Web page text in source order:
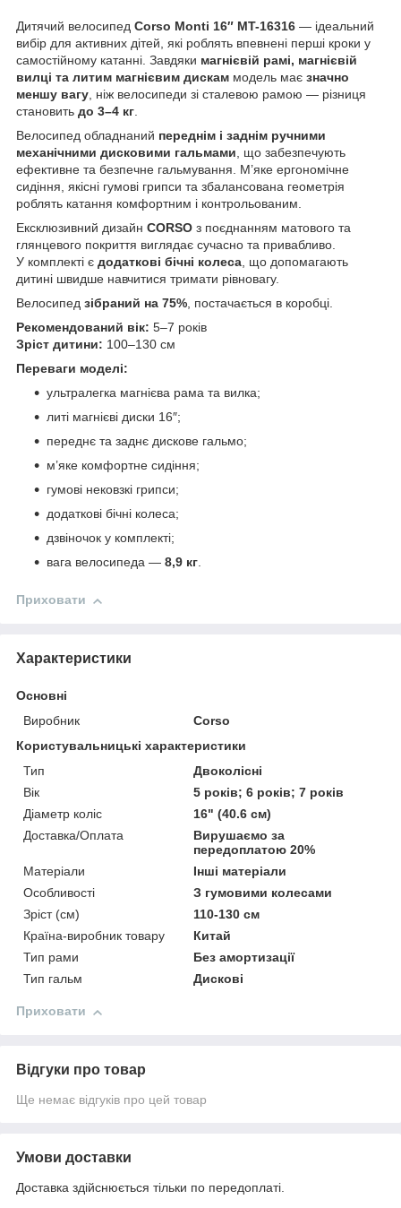
Дитячий велосипед Corso Monti 16″ MT-16316 — ідеальний
вибір для активних дітей, які роблять впевнені перші кроки у
самостійному катанні. Завдяки магнієвій рамі, магнієвій
вилці та литим магнієвим дискам модель має значно
меншу вагу, ніж велосипеди зі сталевою рамою — різниця
становить до 3–4 кг.
Велосипед обладнаний переднім і заднім ручними
механічними дисковими гальмами, що забезпечують
ефективне та безпечне гальмування. М’яке ергономічне
сидіння, якісні гумові грипси та збалансована геометрія
роблять катання комфортним і контрольованим.
Ексклюзивний дизайн CORSO з поєднанням матового та
глянцевого покриття виглядає сучасно та привабливо.
У комплекті є додаткові бічні колеса, що допомагають
дитині швидше навчитися тримати рівновагу.
Велосипед зібраний на 75%, постачається в коробці.
Рекомендований вік: 5–7 років
Зріст дитини: 100–130 см
Переваги моделі:
ультралегка магнієва рама та вилка;
литі магнієві диски 16″;
переднє та заднє дискове гальмо;
м’яке комфортне сидіння;
гумові нековзкі грипси;
додаткові бічні колеса;
дзвіночок у комплекті;
вага велосипеда — 8,9 кг.
Приховати
Характеристики
Основні
Виробник
Corso
Користувальницькі характеристики
Тип
Двоколісні
Вік
5 років; 6 років; 7 років
Діаметр коліс
16" (40.6 см)
Доставка/Оплата
Вирушаємо за
передоплатою 20%
Матеріали
Інші матеріали
Особливості
З гумовими колесами
Зріст (см)
110-130 см
Країна-виробник товару
Китай
Тип рами
Без амортизації
Тип гальм
Дискові
Приховати
Відгуки про товар
Ще немає відгуків про цей товар
Умови доставки
Доставка здійснюється тільки по передоплаті.